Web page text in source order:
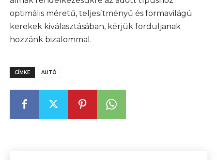
optimális méretű, teljesítményű és formavilágú
kerekek kiválasztásában, kérjük forduljanak
hozzánk bizalommal.
CÍMKE AUTÓ